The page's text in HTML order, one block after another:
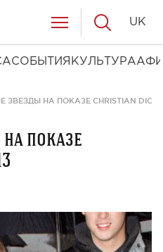
СОБЫТИЯ КУЛЬТУРА
UK
ЗВЕЗДЫ НА ПОКАЗЕ CHRISTIAN DIOR
показе